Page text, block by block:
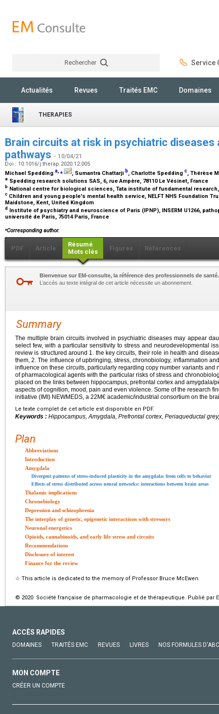
Rechercher Service
Actualités Revues Traités EMC Domaines
THERAPIES
Brain circuits at risk in psychiatric diseases
pathways - 10/04/21
Doi : 10.1016/j.therap.2020.12.005
Michael Spedding a,⁎ , Sumantra Chattarji b, Charlotte Spedding c, Thérèse
a Spedding research solutions SAS, 6, rue Ampère, 78110 Le Vésinet, France
b National centre for biological sciences, Tata institute of fundamental research,
c Children and young people's mental health service, NELFT NHS Foundation
Maidstone, Kent, United Kingdom
d Institute of psychiatry and neuroscience of Paris (IPNP), INSERM U1266,
université de Paris, 75014 Paris, France
⁎Corresponding author.
PDF Article
Résumé
Mots clés
Figures Références
Bienvenue sur EM-consulte, la référence des professionnels de santé.
L’accès au texte intégral de cet article nécessite un abonnement.
Summary
The multiple brain circuits involved in psychiatric diseases may appear
select few, with a particular sensitivity to stress and neurodevelopmental
review is structured around 1. the key circuits, their role in health and
them, 2. The influence of upbringing, stress, chronobiology, inflammation
influence on these circuits, particularly regarding copy number variants and
of pharmacological agents with the particular risks of stress and
placed on the links between hippocampus, prefrontal cortex and amygdala/
aspects of cognition, mood, pain and even violence. Some of the research
initiative (IMI) NEWMEDS, a 22M€ academic/industrial consortium on the
Le texte complet de cet article est disponible en PDF.
Keywords : Hippocampus, Amygdala, Prefrontal cortex, Periaqueductal
Plan
Abbreviations
Introduction
Amygdala
Divergent patterns of stress-induced plasticity in the amygdala: from cells to behavior
Effects of stress distributed across neural networks: interactions between brain areas
Thalamic implications
Chronobiology
Depression and schizophrenia
The interplay of genetic, epigenetic interactions with stressors
Neuronal energetics
Opioids, cannabinoids, and early life stress and circuits
Recommendations
Disclosure of interest
Finance for the review
☆ This article is dedicated to the memory of Professor Bruce McEwen.
© 2020 Société française de pharmacologie et de thérapeutique. Publié par
ACCÈS RAPIDES
DOMAINES TRAITÉS EMC REVUES LIVRES NOS FORMULES
MON COMPTE
CRÉER UN COMPTE